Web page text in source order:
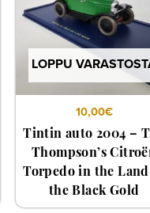
LOPPU
10,00€
Tintin auto 2004 –
Thompson’s
Torpedo in the
the Black Gold